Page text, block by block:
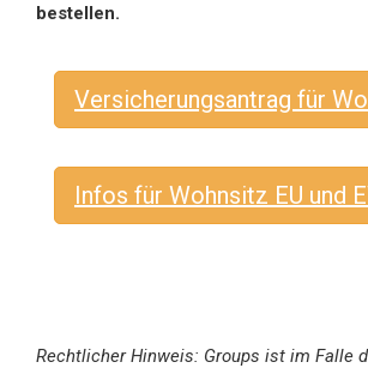
bestellen.
Versicherungsantrag für
Infos für Wohnsitz EU und
Rechtlicher Hinweis: Groups ist im Falle